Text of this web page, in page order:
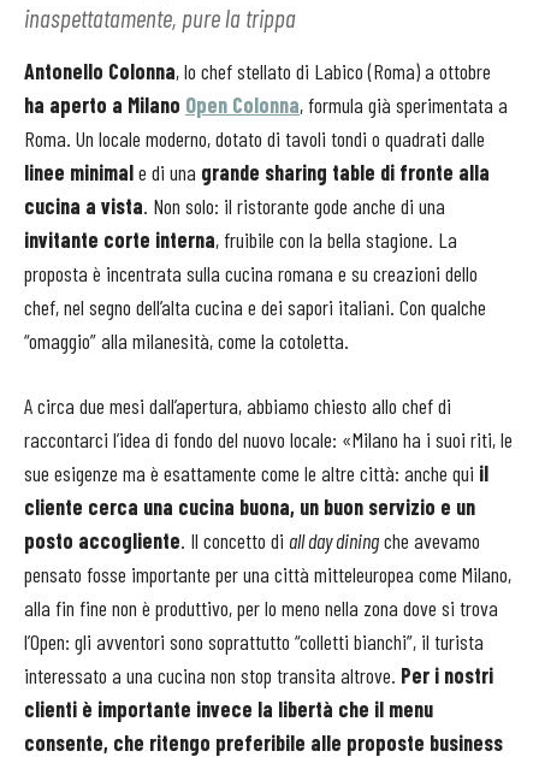
inaspettatamente, pure la trippa
Antonello Colonna, lo chef stellato di Labico (Roma) a ottobre
ha aperto a Milano Open Colonna, formula già sperimentata a
Roma. Un locale moderno, dotato di tavoli tondi o quadrati dalle
linee minimale di una grande sharing table di fronte alla
cucina a vista. Non solo: il ristorante gode anche di una
invitante corte interna, fruibile con la bella stagione. La
proposta è incentrata sulla cucina romana e su creazioni dello
chef, nel segno dell’alta cucina e dei sapori italiani. Con qualche
“omaggio” alla milanesità, come la cotoletta.
A circa due mesi dall’apertura, abbiamo chiesto allo chef di
raccontarci l’idea di fondo del nuovo locale: «Milano ha i suoi riti, le
sue esigenze ma è esattamente come le altre città: anche qui il
cliente cerca una cucina buona, un buon servizio e un
posto accogliente. Il concetto di all day diningche avevamo
pensato fosse importante per una città mitteleuropea come Milano,
alla fin fine non è produttivo, per lo meno nella zona dove si trova
l’Open: gli avventori sono soprattutto “colletti bianchi”, il turista
interessato a una cucina non stop transita altrove. Per i nostri
clienti è importante invece la libertà che il menu
consente, che ritengo preferibile alle proposte business